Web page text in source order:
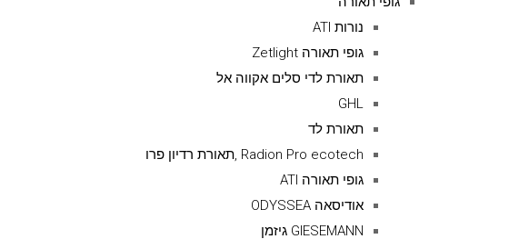
נורות ATI
גופי תאורה Zetlight
תאורת לדי סלים אקווה אל
GHL
תאורת לד
Radion Pro ecotech ,תאורת רדיון פרו
גופי תאורה ATI
אודיסאה ODYSSEA
GIESEMANN גיזמן